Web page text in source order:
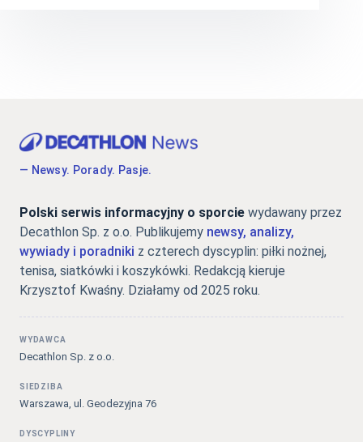
— Newsy. Porady. Pasje.
Polski serwis informacyjny o sporcie wydawany przez
Decathlon Sp. z o.o. Publikujemy newsy, analizy,
wywiady i poradniki z czterech dyscyplin: piłki nożnej,
tenisa, siatkówki i koszykówki. Redakcją kieruje
Krzysztof Kwaśny. Działamy od 2025 roku.
WYDAWCA
Decathlon Sp. z o.o.
SIEDZIBA
Warszawa, ul. Geodezyjna 76
DYSCYPLINY